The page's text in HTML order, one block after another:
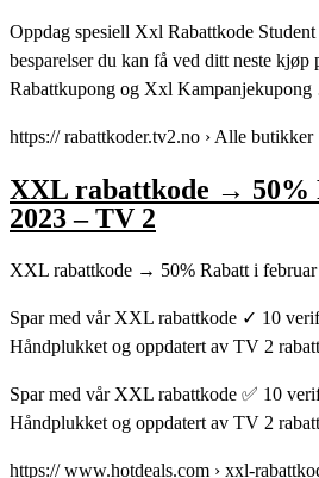
Oppdag spesiell Xxl Rabattkode
besparelser du kan få ved ditt neste
Rabattkupong og Xxl
https:// rabattkoder.tv2.no › Alle butikker
XXL rabattkode → 50%
2023 – TV 2
XXL rabattkode → 50% Rabatt i
Spar med vår XXL rabattkode ✓ 10
Håndplukket og oppdatert av TV 2
Spar med vår XXL rabattkode ✅ 10
Håndplukket og oppdatert av TV 2
https:// www.hotdeals.com › xxl-